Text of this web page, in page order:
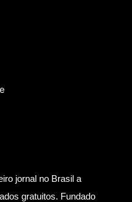
jornal no Brasil a
gratuitos. Fundado